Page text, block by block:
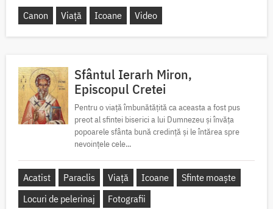
Canon Viață Icoane Video
Sfântul Ierarh Miron,
Episcopul Cretei
Pentru o viață îmbunătățită ca aceasta a fost pus
preot al sfintei biserici a lui Dumnezeu și învăța
popoarele sfânta bună credință și le întărea spre
nevoințele cele...
Acatist Paraclis Viață Icoane
Sfinte moaște
Locuri de pelerinaj
Fotografii